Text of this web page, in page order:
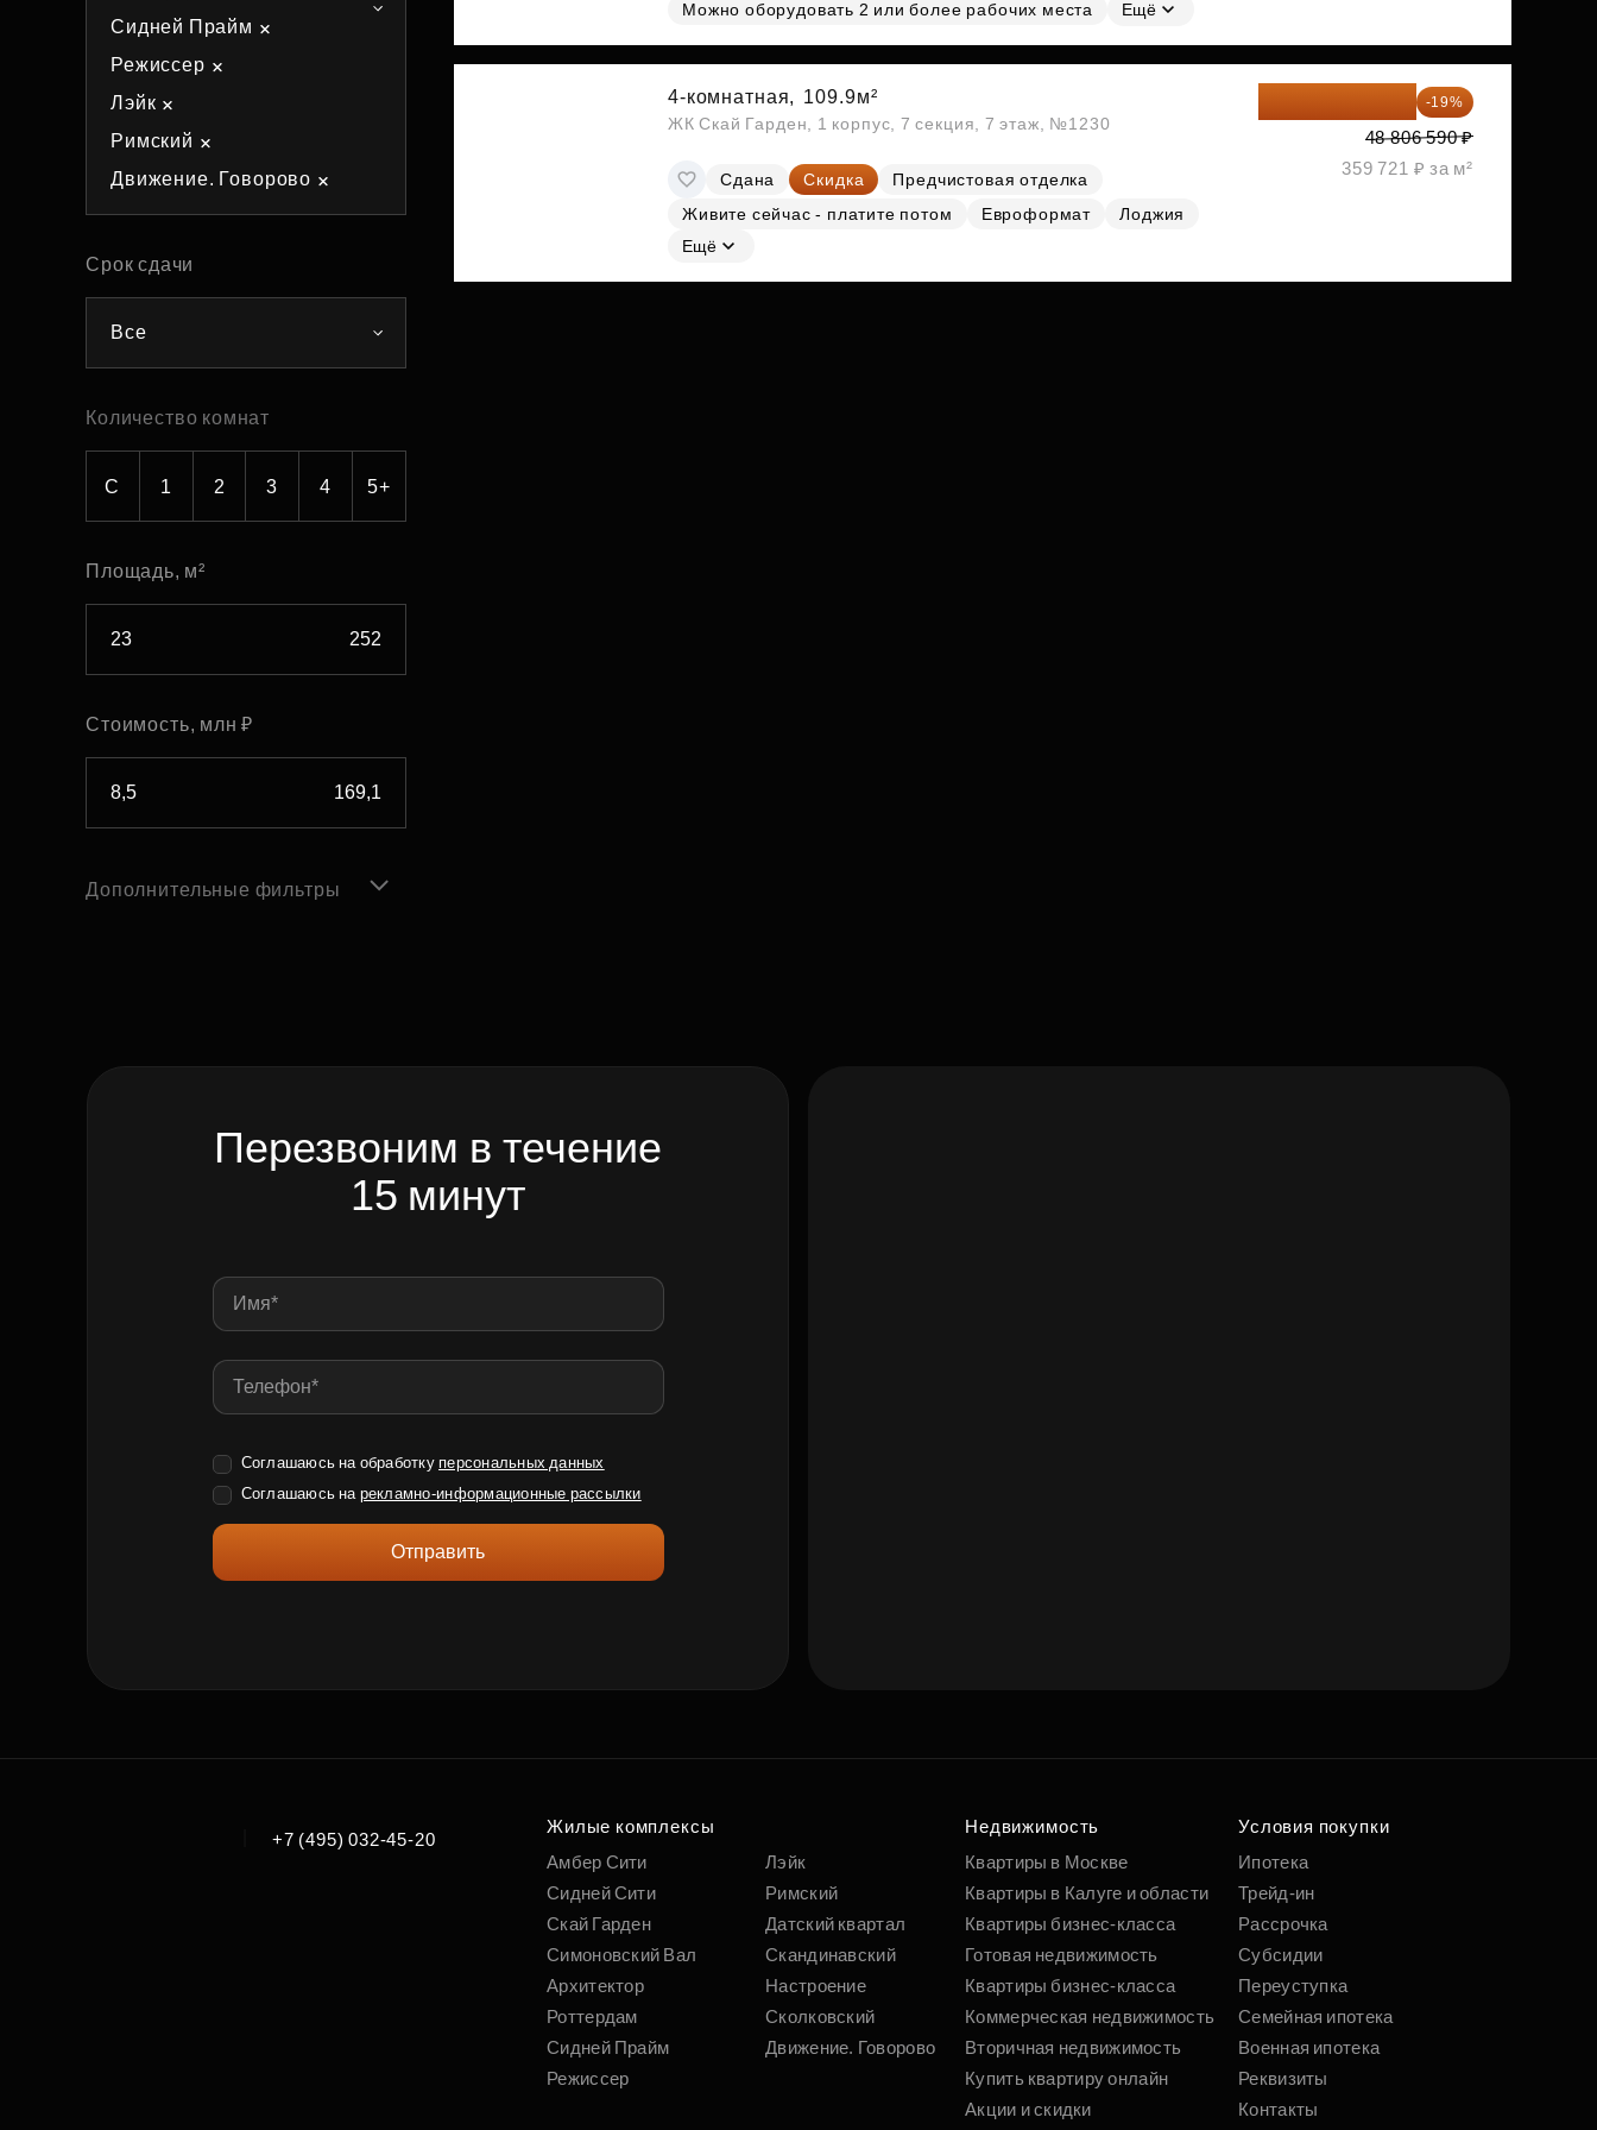
Рефинансирование
Субсидии
Сидней Прайм
Режиссер
Лэйк
Римский
Движение. Говорово
Срок сдачи
Все
Количество комнат
С 1 2 3 4 5+
Площадь, м²
Стоимость, млн ₽
Дополнительные фильтры
Можно оборудовать 2 или более рабочих места
Ещё
4-комнатная, 109.9м²
ЖК Скай Гарден, 1 корпус, 7 секция, 7 этаж, №1230
Сдана Скидка
Предчистовая отделка
Живите сейчас - платите потом
Евроформат
Лоджия
Ещё
-19%
48 806 590 ₽
359 721 ₽ за м²
Перезвоним в течение
15 минут
Соглашаюсь на обработку персональных данных
Соглашаюсь на рекламно-информационные рассылки
Отправить
+7 (495) 032-45-20
Жилые комплексы
Амбер Сити
Сидней Сити
Скай Гарден
Симоновский Вал
Архитектор
Роттердам
Сидней Прайм
Режиссер
Лэйк
Римский
Датский квартал
Скандинавский
Настроение
Сколковский
Движение. Говорово
Недвижимость
Квартиры в Москве
Квартиры в Калуге и области
Квартиры бизнес-класса
Готовая недвижимость
Квартиры бизнес-класса
Коммерческая недвижимость
Вторичная недвижимость
Купить квартиру онлайн
Акции и скидки
Условия покупки
Ипотека
Трейд-ин
Рассрочка
Субсидии
Переуступка
Семейная ипотека
Военная ипотека
Реквизиты
Контакты